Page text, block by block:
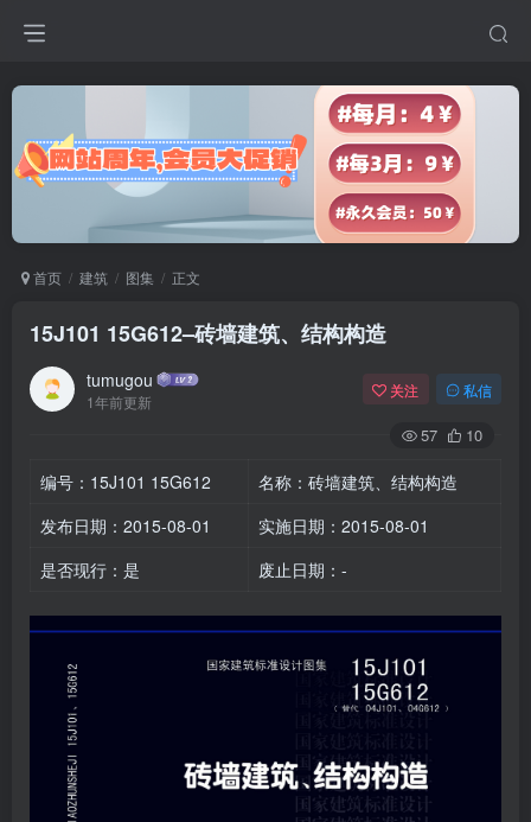
首页 建筑 图集 正文
15J101 15G612–砖墙建筑、结构构造
tumugou
1年前更新
关注 私信
57 10
编号：15J101 15G612
名称：砖墙建筑、结构构造
发布日期：2015-08-01
实施日期：2015-08-01
是否现行：是
废止日期：-